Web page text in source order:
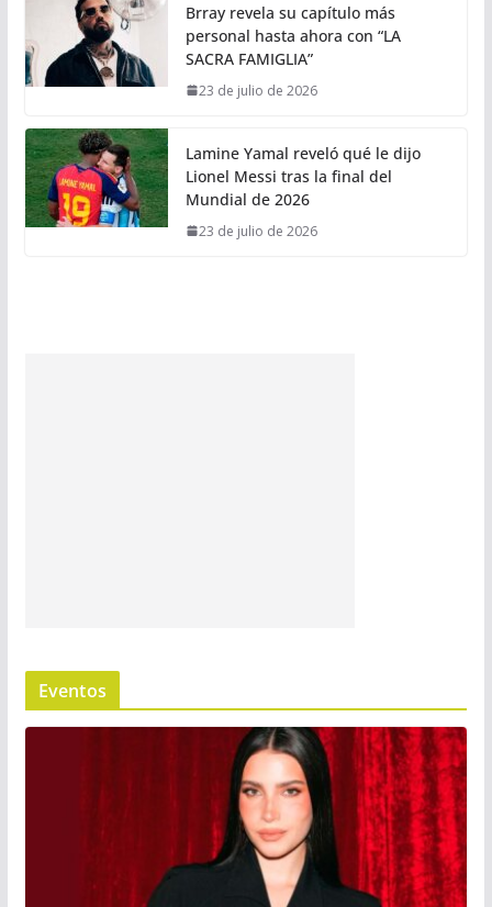
Brray revela su capítulo más
personal hasta ahora con “LA
SACRA FAMIGLIA”
23 de julio de 2026
Lamine Yamal reveló qué le dijo
Lionel Messi tras la final del
Mundial de 2026
23 de julio de 2026
Eventos